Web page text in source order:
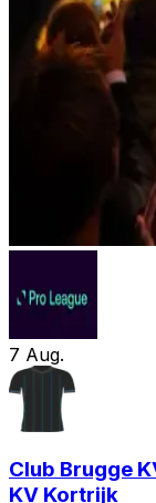
7 Aug.
Club Brugge
KV Kortrijk